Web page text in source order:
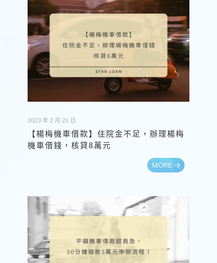
2023 年 2 月 21 日
【楊梅機車借款】住院金不足，辦理楊梅
機車借錢，核貸8萬元
MORE